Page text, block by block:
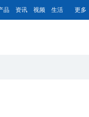
品 资讯 视频 生活 更多